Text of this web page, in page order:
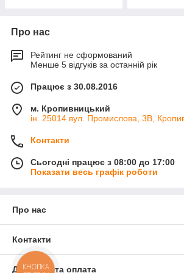
Про нас
Рейтинг не сформований
Менше 5 відгуків за останній рік
Працює з 30.08.2016
м. Кропивницький
ін. 25014 вул. Промислова, 3В,
Контакти
Сьогодні працює з 08:00 до 17:00
Показати весь графік роботи
Про нас
Контакти
Доставка та оплата
КНОПКА